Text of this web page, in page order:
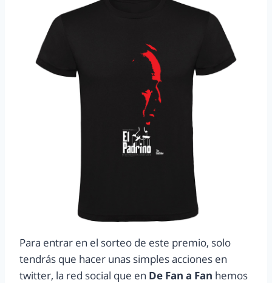
Para entrar en el sorteo de este premio, solo
tendrás que hacer unas simples acciones en
twitter, la red social que en De Fan a Fan hemos